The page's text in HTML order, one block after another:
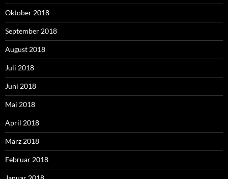
Oktober 2018
September 2018
August 2018
Juli 2018
Juni 2018
Mai 2018
April 2018
März 2018
Februar 2018